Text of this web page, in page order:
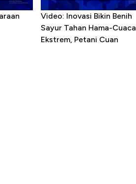
Video: Inovasi Bikin Benih
Sayur Tahan Hama-Cuaca
Ekstrem, Petani Cuan